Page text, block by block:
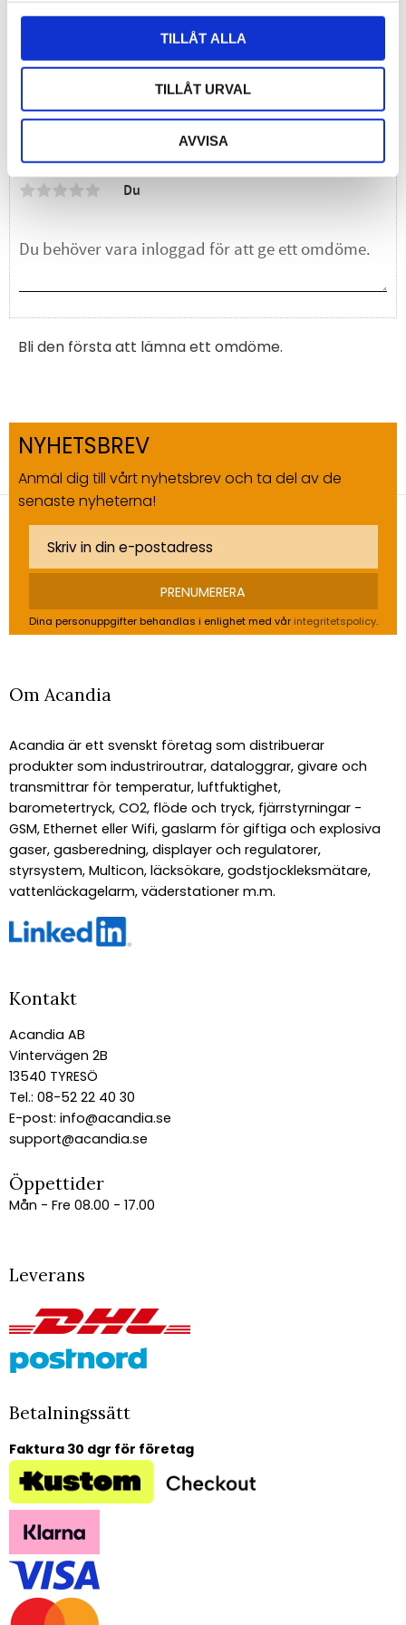
TILLÅT ALLA
TILLÅT URVAL
AVVISA
(at 40 °C)
Polycarbonate
DIN rail (EN50022)
Conformity
CE, RoHS
Du
Bli den första att lämna ett omdöme.
NYHETSBREV
Anmäl dig till vårt nyhetsbrev och ta del av de
senaste nyheterna!
PRENUMERERA
Dina personuppgifter behandlas i enlighet med vår integritetspolicy.
Om Acandia
Acandia är ett svenskt företag som distribuerar
produkter som industriroutrar, dataloggrar, givare och
transmittrar för temperatur, luftfuktighet,
barometertryck, CO2, flöde och tryck, fjärrstyrningar -
GSM, Ethernet eller Wifi, gaslarm för giftiga och explosiva
gaser, gasberedning, displayer och regulatorer,
styrsystem, Multicon, läcksökare, godstjockleksmätare,
vattenläckagelarm, väderstationer m.m.
Kontakt
Acandia AB
Vintervägen 2B
13540 TYRESÖ
Tel.: 08-52 22 40 30
E-post: info@acandia.se
support@acandia.se
Öppettider
Mån - Fre 08.00 - 17.00
Leverans
Betalningssätt
Faktura 30 dgr för företag